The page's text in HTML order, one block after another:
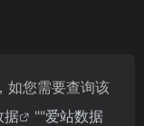
如您需要查询该
据 ""爱站数据